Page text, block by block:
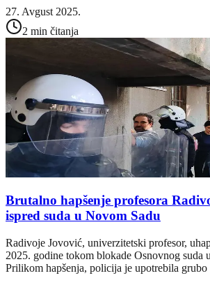
27. Avgust 2025.
2 min čitanja
Brutalno hapšenje profesora
ispred suda u Novom Sadu
Radivoje Jovović, univerzitetski profesor,
2025. godine tokom blokade Osnovnog suda
Prilikom hapšenja, policija je upotrebila grubo